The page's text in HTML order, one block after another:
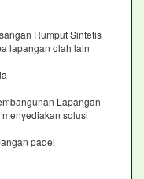
Rumput Sintetis
lapangan olah lain
Lapangan
solusi
padel